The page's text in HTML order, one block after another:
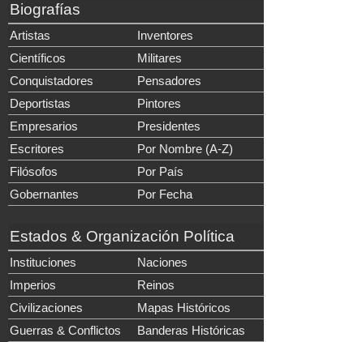
Biografías
Artistas
Inventores
Científicos
Militares
Conquistadores
Pensadores
Deportistas
Pintores
Empresarios
Presidentes
Escritores
Por Nombre (A-Z)
Filósofos
Por País
Gobernantes
Por Fecha
Estados & Organización Política
Instituciones
Naciones
Imperios
Reinos
Civilizaciones
Mapas Históricos
Guerras & Conflictos
Banderas Históricas